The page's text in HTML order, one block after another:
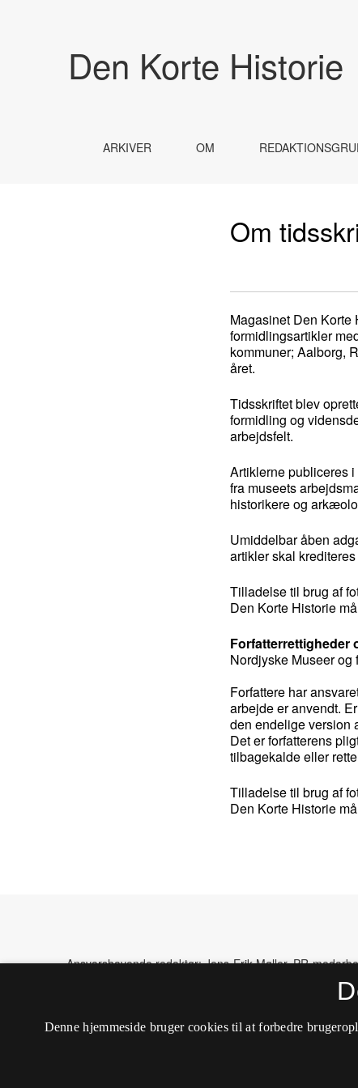
Den Korte Historie
ARKIVER OM
Om
Magasinet Den Korte
formidlingsartikler
kommuner; Aalborg,
året.
Tidsskriftet blev
formidling og
arbejdsfelt.
Artiklerne publiceres
fra museets
historikere og
Umiddelbar åben
artikler skal
Tilladelse til brug af
Den Korte Historie
Forfatterrettigheder
Nordjyske Museer og
Forfattere har
arbejde er anvendt.
den endelige version
Det er forfatterens
tilbagekalde eller
Tilladelse til brug af
Den Korte Historie
Ansvarshavende redaktør: Jens-Erik Møller, PR-
Tilgængelighedserklæring
Denne hjemmeside bruger cookies til at forbedre